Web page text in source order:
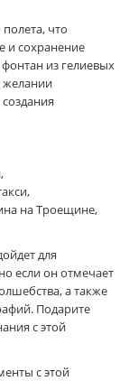
что
и сохранение
из гелиевых
желании
на Троещине,
для
если он отмечает
а также
Подарите
с этой
с этой